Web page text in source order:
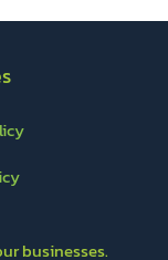
businesses.